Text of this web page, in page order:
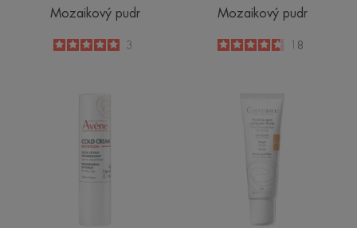
Mozaikový pudr
5
/
5
3
Mozaikový pudr
4.7
/518
na
rty
krycí
make-
up